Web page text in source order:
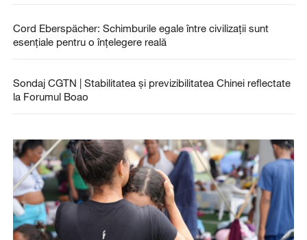
Cord Eberspächer: Schimburile egale între civilizații sunt
esențiale pentru o înțelegere reală
Sondaj CGTN | Stabilitatea și previzibilitatea Chinei reflectate
la Forumul Boao